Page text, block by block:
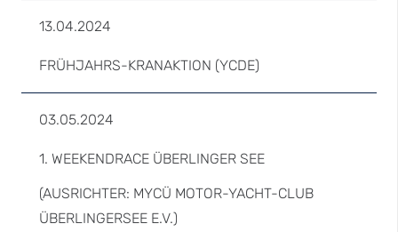
13.04.2024
FRÜHJAHRS-KRANAKTION (YCDE)
03.05.2024
1. WEEKENDRACE ÜBERLINGER SEE
(AUSRICHTER: MYCÜ MOTOR-YACHT-CLUB
ÜBERLINGERSEE E.V.)